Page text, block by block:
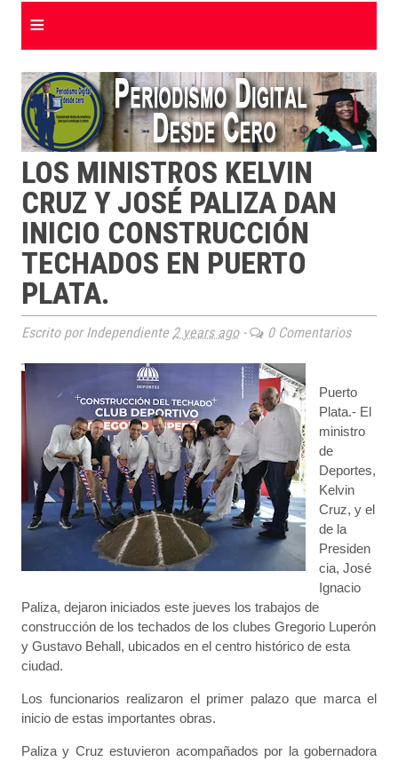
≡
LOS MINISTROS KELVIN
CRUZ Y JOSÉ PALIZA DAN
INICIO CONSTRUCCIÓN
TECHADOS EN PUERTO
PLATA.
Escrito por Independiente 2 years ago- 0 Comentarios
Puerto
Plata.- El
ministro
de
Deportes,
Kelvin
Cruz, y el
de la
Presiden
cia, José
Ignacio
Paliza, dejaron iniciados este jueves los trabajos de
construcción de los techados de los clubes Gregorio Luperón
y Gustavo Behall, ubicados en el centro histórico de esta
ciudad.
Los funcionarios realizaron el primer palazo que marca el
inicio de estas importantes obras.
Paliza y Cruz estuvieron acompañados por la gobernadora